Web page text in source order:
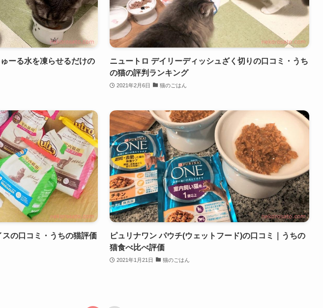
ーる水を凍らせるだけの
ニュートロ デイリーディッシュざく切りの口コミ・うち
の猫の評判ランキング
2021年2月6日 猫のごはん
の口コミ・うちの猫評価
ピュリナワン パウチ(ウェットフード)の口コミ｜うちの
猫食べ比べ評価
2021年1月21日 猫のごはん